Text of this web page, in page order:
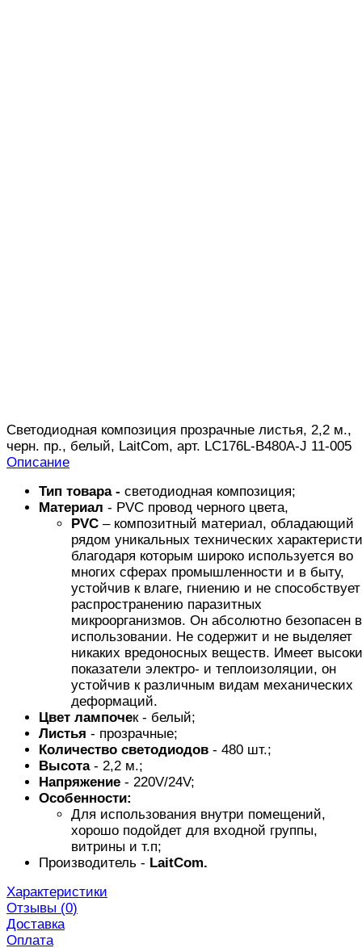
Светодиодная композиция прозрачные листья, 2,2 м.,
черн. пр., белый, LaitCom, арт. LC176L-B480A-J 11-005
Описание
Тип товара - светодиодная композиция;
Материал - PVC провод черного цвета,
PVC – композитный материал, обладающий
рядом уникальных технических
благодаря которым широко используется во
многих сферах промышленности и в быту,
устойчив к влаге, гниению и не способствует
распространению паразитных
микроорганизмов. Он абсолютно безопасен в
использовании. Не содержит и не выделяет
никаких вредоносных веществ. Имеет
показатели электро- и теплоизоляции, он
устойчив к различным видам механических
деформаций.
Цвет лампочек - белый;
Листья - прозрачные;
Количество светодиодов - 480 шт.;
Высота- 2,2 м.;
Напряжение - 220V/24V;
Особенности:
Для использования внутри помещений,
хорошо подойдет для входной группы,
витрины и т.п;
Производитель - LaitCom.
Характеристики
Отзывы (0)
Доставка
Оплата